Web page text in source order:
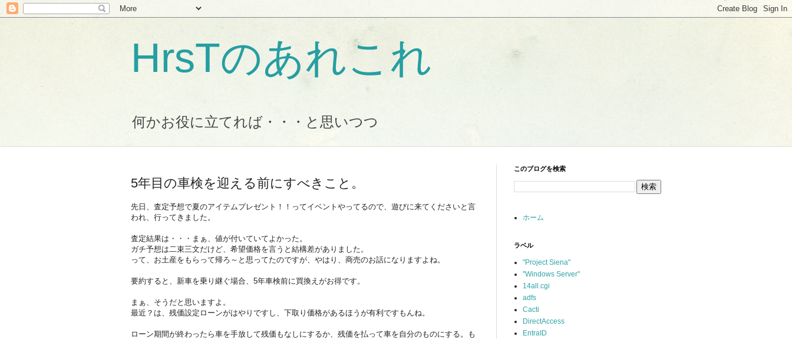
HrsTのあれこれ
何かお役に立てれば・・・と思いつつ
5年目の車検を迎える前にすべきこと。
先日、査定予想で夏のアイテムプレゼント！！ってイベントやってるので、遊びに来てくださいと言
われ、行ってきました。
査定結果は・・・まぁ、値が付いていてよかった。
ガチ予想は二束三文だけど、希望価格を言うと結構差がありました。
って、お土産をもらって帰ろ～と思ってたのですが、やはり、商売のお話になりますよね。
要約すると、新車を乗り継ぐ場合、5年車検前に買換えがお得です。
まぁ、そうだと思いますよ。
最近？は、残価設定ローンがはやりですし、下取り価格があるほうが有利ですもんね。
ローン期間が終わったら車を手放して残価もなしにするか、残価を払って車を自分のものにする。も
このブログを検索
ホーム
ラベル
"Project Siena"
"Windows Server"
14all.cgi
adfs
Cacti
DirectAccess
EntraID